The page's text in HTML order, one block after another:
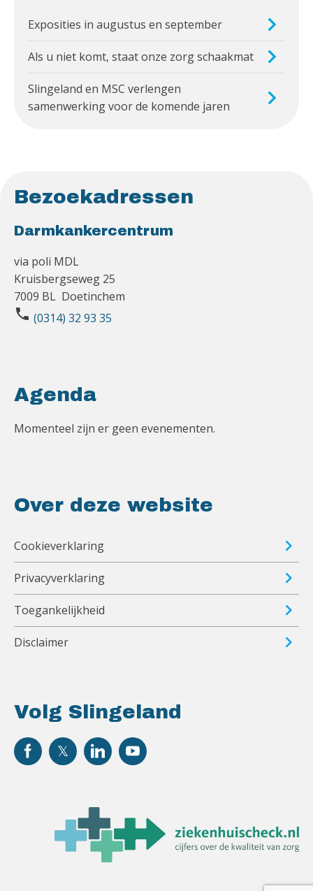
Exposities in augustus en september
Als u niet komt, staat onze zorg schaakmat
Slingeland en MSC verlengen
samenwerking voor de komende jaren
Bezoekadressen
Darmkankercentrum
via poli MDL
Kruisbergseweg 25
7009 BL Doetinchem
phone (0314) 32 93 35
Volg Slingeland
Agenda
Momenteel zijn er geen evenementen.
Over deze website
Cookieverklaring
Privacyverklaring
Toegankelijkheid
Disclaimer